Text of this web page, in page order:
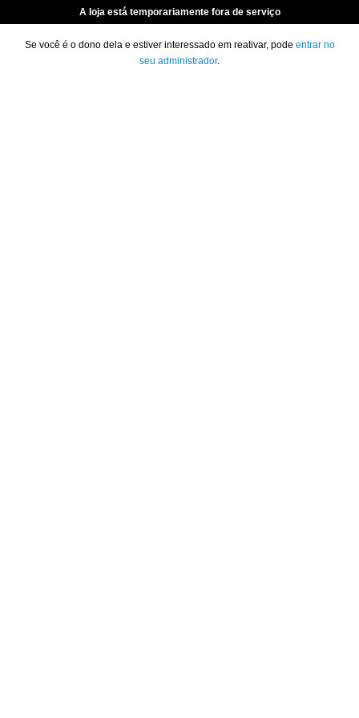
A loja está temporariamente fora de serviço
Se você é o dono dela e estiver interessado em reativar, pode entrar no
seu administrador.